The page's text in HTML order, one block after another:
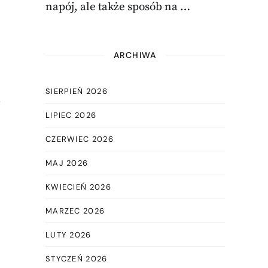
napój, ale także sposób na …
ARCHIWA
SIERPIEŃ 2026
LIPIEC 2026
CZERWIEC 2026
MAJ 2026
KWIECIEŃ 2026
MARZEC 2026
LUTY 2026
STYCZEŃ 2026